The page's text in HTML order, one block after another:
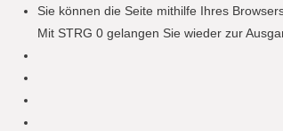
Sie können die Seite mithilfe Ihres
Mit STRG 0 gelangen Sie wieder zur